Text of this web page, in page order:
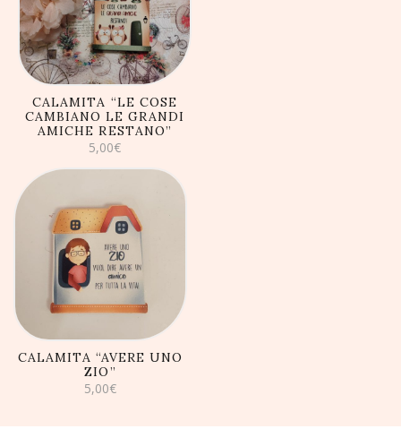
CARRELLO
CALAMITA “LE COSE
CAMBIANO LE GRANDI
AMICHE RESTANO”
5,00€
AGGIUNGI AL
CARRELLO
CALAMITA “AVERE UNO
ZIO”
5,00€